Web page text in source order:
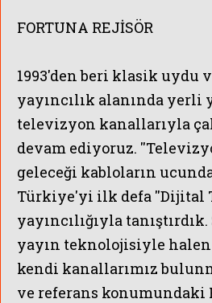
FORTUNA REJİSÖR
1993'den beri klasik uydu
yayıncılık alanında yerli
televizyon kanallarıyla
devam ediyoruz.
geleceği kabloların
Türkiye'yi ilk defa ''Dijital
yayıncılığıyla
yayın teknolojisiyle halen
kendi kanallarımız
ve referans konumundaki